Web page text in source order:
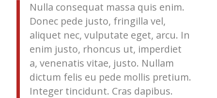
Nulla consequat massa quis enim.
Donec pede justo, fringilla vel,
aliquet nec, vulputate eget, arcu. In
enim justo, rhoncus ut, imperdiet
a, venenatis vitae, justo. Nullam
dictum felis eu pede mollis pretium.
Integer tincidunt. Cras dapibus.